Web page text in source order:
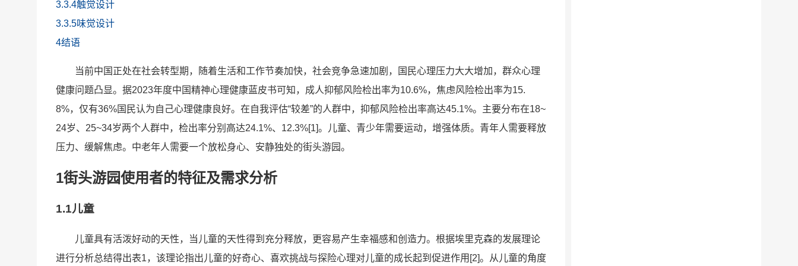
3.3.4触觉设计
3.3.5味觉设计
4结语
当前中国正处在社会转型期，随着生活和工作节奏加快，社会竞争急速加剧，国民心理压力大大增加，群众心理
健康问题凸显。据2023年度中国精神心理健康蓝皮书可知，成人抑郁风险检出率为10.6%，焦虑风险检出率为15.
8%，仅有36%国民认为自己心理健康良好。在自我评估“较差”的人群中，抑郁风险检出率高达45.1%。主要分布在18~
24岁、25~34岁两个人群中，检出率分别高达24.1%、12.3%[1]。儿童、青少年需要运动，增强体质。青年人需要释放
压力、缓解焦虑。中老年人需要一个放松身心、安静独处的街头游园。
1街头游园使用者的特征及需求分析
1.1儿童
儿童具有活泼好动的天性，当儿童的天性得到充分释放，更容易产生幸福感和创造力。根据埃里克森的发展理论
进行分析总结得出表1，该理论指出儿童的好奇心、喜欢挑战与探险心理对儿童的成长起到促进作用[2]。从儿童的角度